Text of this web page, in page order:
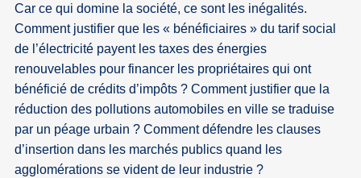
Car ce qui domine la société, ce sont les inégalités.
Comment justifier que les « bénéficiaires » du tarif social
de l’électricité payent les taxes des énergies
renouvelables pour financer les propriétaires qui ont
bénéficié de crédits d’impôts ? Comment justifier que la
réduction des pollutions automobiles en ville se traduise
par un péage urbain ? Comment défendre les clauses
d’insertion dans les marchés publics quand les
agglomérations se vident de leur industrie ?